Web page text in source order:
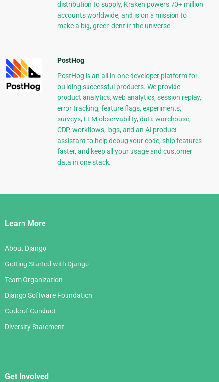
distribution to supply, Kraken powers 70+ million
accounts worldwide, and is on a mission to
make a big, green dent in the universe.
PostHog
PostHog is an all-in-one developer platform for
building successful products. We provide
product analytics, web analytics, session replay,
error tracking, feature flags, experiments,
surveys, LLM observability, data warehouse,
CDP, workflows, logs, and an AI product
assistant to help debug your code, ship features
faster, and keep all your usage and customer
data in one stack.
Django
Links
Learn More
About Django
Getting Started with Django
Team Organization
Django Software Foundation
Code of Conduct
Diversity Statement
Get Involved